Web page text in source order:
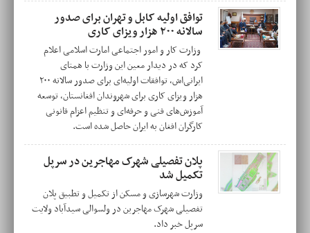
توافق اولیه کابل و تهران برای صدور
سالانه ۲۰۰ هزار ویزای کاری
وزارت کار و امور اجتماعی امارت اسلامی اعلام
کرد که در دیدار معین این وزارت با همتای
ایرانی‌اش، توافقات اولیه‌ای برای صدور سالانه ۲۰۰
هزار ویزای کاری برای شهروندان افغانستان، توسعه
آموزش‌های فنی و حرفه‌ای و تنظیم اعزام قانونی
کارگران افغان به ایران حاصل شده است.
پلان تفصیلی شهرک مهاجرین در سرپل
تکمیل شد
وزارت شهرسازی و مسکن از تکمیل و تطبیق پلان
تفصیلی شهرک مهاجرین در ولسوالی سیدآباد ولایت
سرپل خبر داد.